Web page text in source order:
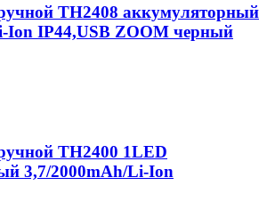
TH2408 аккумуляторный
Ion IP44,USB ZOOM черный
TH2400 1LED
3,7/2000mAh/Li-Ion